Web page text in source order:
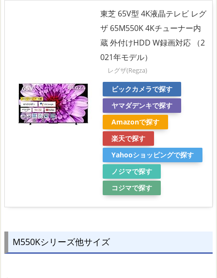
東芝 65V型 4K液晶テレビ レグ
ザ 65M550K 4Kチューナー内
蔵 外付けHDD W録画対応 （2
021年モデル）
レグザ(Regza)
ビックカメラで探す
ヤマダデンキで探す
Amazonで探す
楽天で探す
Yahooショッピングで探す
ノジマで探す
コジマで探す
M550Kシリーズ他サイズ